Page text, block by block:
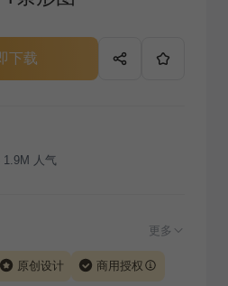
下载
1.9M 人气
更多
原创设计 商用授权